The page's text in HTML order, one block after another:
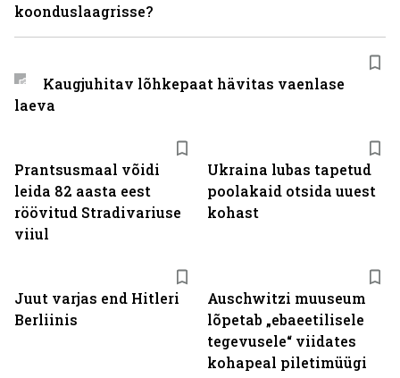
Prantsusmaal võidi
leida 82 aasta eest
röövitud Stradivariuse
viiul
Ukraina lubas tapetud
poolakaid otsida uuest
kohast
Juut varjas end Hitleri
Berliinis
Auschwitzi muuseum
lõpetab „ebaeetilisele
tegevusele“ viidates
kohapeal piletimüügi
koonduslaagrisse?
Kaugjuhitav lõhkepaat hävitas vaenlase
laeva